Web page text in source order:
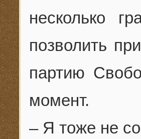
несколько
позволить
партию
момент.
– Я тоже не